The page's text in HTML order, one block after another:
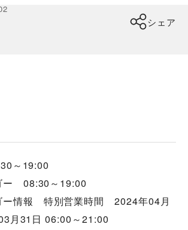
シェア
～19:00
ー 08:30～19:00
ー情報 特別営業時間 2024年04月
月31日 06:00～21:00